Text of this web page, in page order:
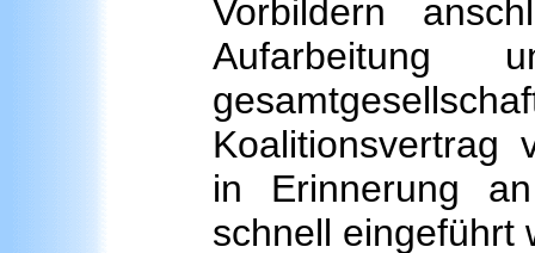
Vorbildern
Aufarbeitung
Koalitionsvertrag
in Erinnerung
schnell eingeführt